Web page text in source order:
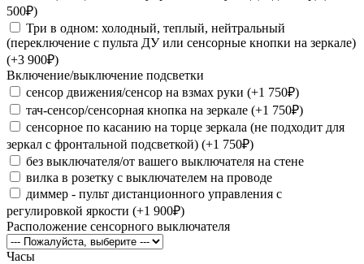
500₽)
Три в одном: холодный, теплый, нейтральный
(переключение с пульта ДУ или сенсорные кнопки на зеркале)
(+3 900₽)
Включение/выключение подсветки
сенсор движения/сенсор на взмах руки (+1 750₽)
тач-сенсор/сенсорная кнопка на зеркале (+1 750₽)
сенсорное по касанию на торце зеркала (не подходит для
зеркал с фронтальной подсветкой) (+1 750₽)
без выключателя/от вашего выключателя на стене
вилка в розетку с выключателем на проводе
диммер - пульт дистанционного управления с
регулировкой яркости (+1 900₽)
Расположение сенсорного выключателя
Часы